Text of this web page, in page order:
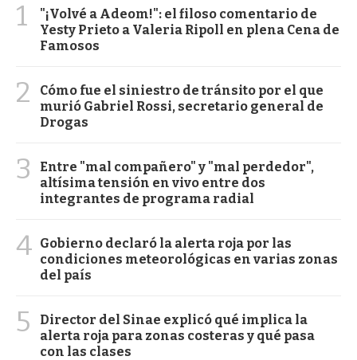
1
"¡Volvé a Adeom!": el filoso comentario de
Yesty Prieto a Valeria Ripoll en plena Cena de
Famosos
2
Cómo fue el siniestro de tránsito por el que
murió Gabriel Rossi, secretario general de
Drogas
3
Entre "mal compañero" y "mal perdedor",
altísima tensión en vivo entre dos
integrantes de programa radial
4 Gobierno declaró la alerta roja por las
condiciones meteorológicas en varias zonas
del país
5
Director del Sinae explicó qué implica la
alerta roja para zonas costeras y qué pasa
con las clases